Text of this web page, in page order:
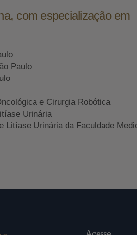
com especialização em
Paulo
e Cirurgia Robótica
Urinária
Litíase Urinária da Faculdade